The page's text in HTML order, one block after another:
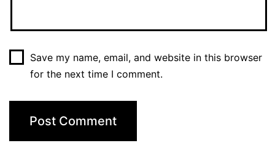
Save my name, email, and website in this browser
for the next time I comment.